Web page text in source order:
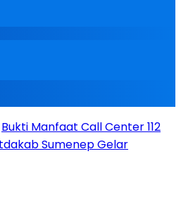
Bukti Manfaat Call Center 112
Sumenep Gelar